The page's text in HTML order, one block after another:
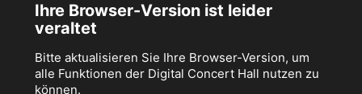
Ihre Browser-Version ist leider
veraltet
Bitte aktualisieren Sie Ihre Browser-Version, um
alle Funktionen der Digital Concert Hall nutzen zu
können.